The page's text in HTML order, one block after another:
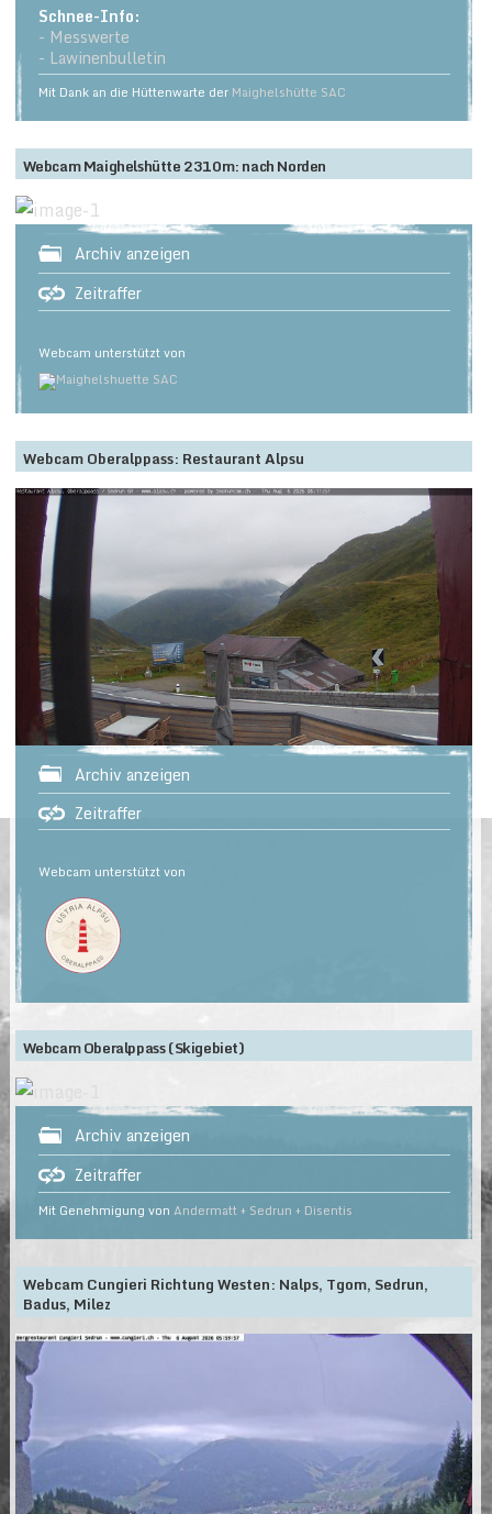
Schnee-Info:
- Messwerte
- Lawinenbulletin
Mit Dank an die Hüttenwarte der Maighelshütte SAC
Webcam Maighelshütte 2310m: nach Norden
Archiv anzeigen
Zeitraffer
Webcam unterstützt von
Webcam Oberalppass: Restaurant Alpsu
Archiv anzeigen
Zeitraffer
Webcam unterstützt von
Webcam Oberalppass (Skigebiet)
Archiv anzeigen
Zeitraffer
Mit Genehmigung von Andermatt + Sedrun + Disentis
Webcam Cungieri Richtung Westen: Nalps, Tgom, Sedrun,
Badus, Milez